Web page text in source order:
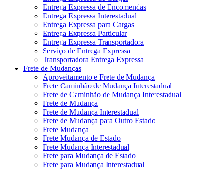
Entrega Expressa de Encomendas
Entrega Expressa Interestadual
Entrega Expressa para Cargas
Entrega Expressa Particular
Entrega Expressa Transportadora
Serviço de Entrega Expressa
Transportadora Entrega Expressa
Frete de Mudanças
Aproveitamento e Frete de Mudança
Frete Caminhão de Mudança Interestadual
Frete de Caminhão de Mudança Interestadual
Frete de Mudança
Frete de Mudança Interestadual
Frete de Mudança para Outro Estado
Frete Mudança
Frete Mudança de Estado
Frete Mudança Interestadual
Frete para Mudança de Estado
Frete para Mudança Interestadual